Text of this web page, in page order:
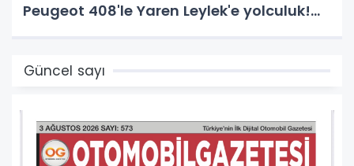
Peugeot 408'le Yaren Leylek'e yolculuk!...
Güncel sayı